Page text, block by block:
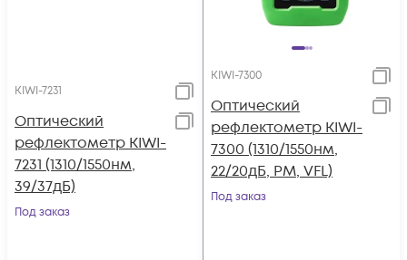
KIWI-7231
Оптический
рефлектометр KIWI-
7231 (1310/1550нм,
39/37дБ)
Под заказ
KIWI-7300
Оптический
рефлектометр KIWI-
7300 (1310/1550нм,
22/20дБ, PM, VFL)
Под заказ